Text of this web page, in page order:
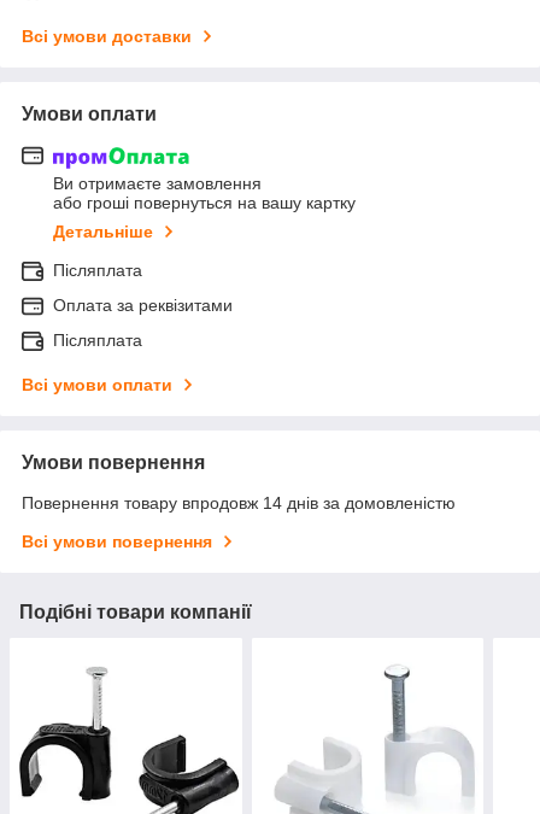
Всі умови доставки
Умови оплати
Ви отримаєте замовлення
або гроші повернуться на вашу картку
Детальніше
Післяплата
Оплата за реквізитами
Післяплата
Всі умови оплати
Умови повернення
Повернення товару впродовж 14 днів за домовленістю
Всі умови повернення
Подібні товари компанії